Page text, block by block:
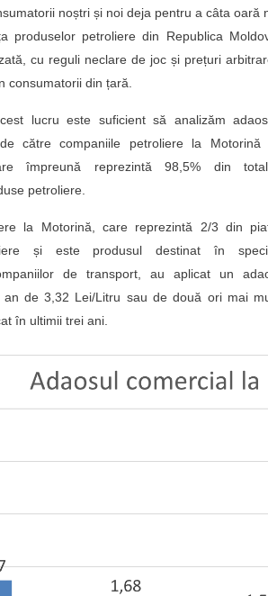
noștri și noi deja pentru a câta oară
produselor petroliere din Republica
cu reguli neclare de joc și prețuri
consumatorii din țară.
lucru este suficient să analizăm
către companiile petroliere la Motorină
împreună reprezintă 98,5% din
petroliere.
la Motorină, care reprezintă 2/3 din
și este produsul destinat în
de transport, au aplicat un
an de 3,32 Lei/Litru sau de două ori mai
în ultimii trei ani.